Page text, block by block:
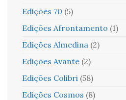
Edições 70 (5)
Edições Afrontamento (1)
Edições Almedina (2)
Edições Avante (2)
Edições Colibri (58)
Edições Cosmos (8)